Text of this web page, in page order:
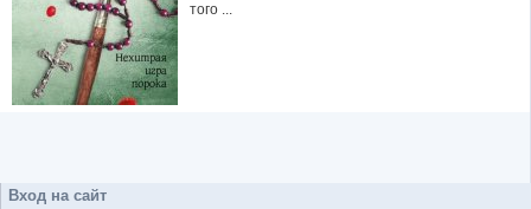
того ...
Вход на сайт